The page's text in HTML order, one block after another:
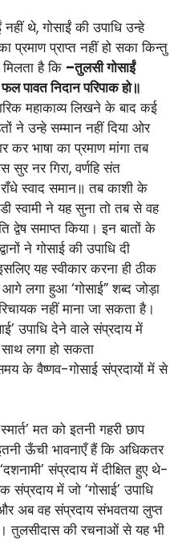
थे, गोसाईं की उपाधि उन्हे
प्रमाण प्राप्त नहीं हो सका किन्तु
है कि –तुलसी गोसाईं
पावत निदान परिपाक हो॥
महाकाव्य लिखने के बाद कई
ने उन्हे सम्मान नहीं दिया ओर
कर भाषा का प्रमाण मांगा तब
नर गिरा, वर्णहि संत
स्वाद समान॥ तब काशी के
स्वामी ने यह सुना तो तब से वह
द्वेष समाप्त किया। इन बातों के
ने गोसाई की उपाधि दी
यह स्वीकार करना ही ठीक
लगा हुआ ‘गोसाई” शब्द जोड़ा
नहीं माना जा सकता है।
उपाधि देने वाले संप्रदाय में
लगा हो सकता
के वैष्णव-गोसाई संप्रदायों में से
मत को इतनी गहरी छाप
ऊँची भावनाएँ हैं कि अधिकतर
संप्रदाय में दीक्षित हुए थे-
संप्रदाय में जो ‘गोसाई’ उपाधि
अब वह संप्रदाय संभवतया लुप्त
तुलसीदास की रचनाओं से यह भी